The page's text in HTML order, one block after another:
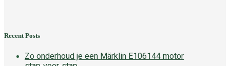
Recent Posts
Zo onderhoud je een Märklin E106144 motor